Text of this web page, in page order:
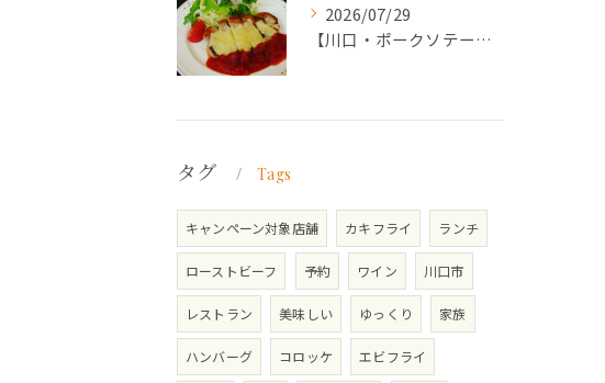
2026/07/29
【川口・ポークソテー】ランチ・ディナーにおススメの週替わりメ...
タグ Tags
キャンペーン対象店舗 カキフライ ランチ
ローストビーフ 予約 ワイン 川口市
レストラン 美味しい ゆっくり 家族
ハンバーグ コロッケ エビフライ